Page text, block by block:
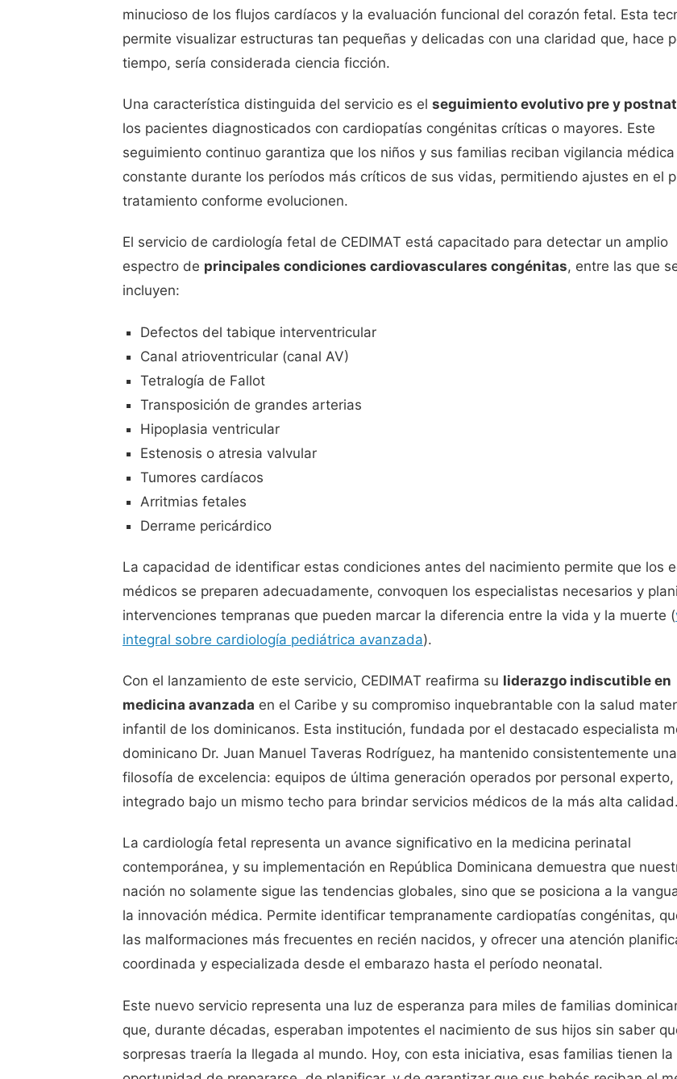
minucioso de los flujos cardíacos y la evaluación funcional del corazón fetal. Esta
permite visualizar estructuras tan pequeñas y delicadas con una claridad que, hace
tiempo, sería considerada ciencia ficción.
Una característica distinguida del servicio es el seguimiento evolutivo pre y
los pacientes diagnosticados con cardiopatías congénitas críticas o mayores. Este
seguimiento continuo garantiza que los niños y sus familias reciban vigilancia médica
constante durante los períodos más críticos de sus vidas, permitiendo ajustes en el
tratamiento conforme evolucionen.
El servicio de cardiología fetal de CEDIMAT está capacitado para detectar un amplio
espectro de principales condiciones cardiovasculares congénitas, entre las que
incluyen:
Defectos del tabique interventricular
Canal atrioventricular (canal AV)
Tetralogía de Fallot
Transposición de grandes arterias
Hipoplasia ventricular
Estenosis o atresia valvular
Tumores cardíacos
Arritmias fetales
Derrame pericárdico
La capacidad de identificar estas condiciones antes del nacimiento permite que los
médicos se preparen adecuadamente, convoquen los especialistas necesarios y
intervenciones tempranas que pueden marcar la diferencia entre la vida y la muerte (
integral sobre cardiología pediátrica avanzada).
Con el lanzamiento de este servicio, CEDIMAT reafirma su liderazgo indiscutible en
medicina avanzada en el Caribe y su compromiso inquebrantable con la salud
infantil de los dominicanos. Esta institución, fundada por el destacado especialista
dominicano Dr. Juan Manuel Taveras Rodríguez, ha mantenido consistentemente una
filosofía de excelencia: equipos de última generación operados por personal
integrado bajo un mismo techo para brindar servicios médicos de la más alta calidad.
La cardiología fetal representa un avance significativo en la medicina perinatal
contemporánea, y su implementación en República Dominicana demuestra que
nación no solamente sigue las tendencias globales, sino que se posiciona a la
la innovación médica. Permite identificar tempranamente cardiopatías congénitas,
las malformaciones más frecuentes en recién nacidos, y ofrecer una atención
coordinada y especializada desde el embarazo hasta el período neonatal.
Este nuevo servicio representa una luz de esperanza para miles de familias
que, durante décadas, esperaban impotentes el nacimiento de sus hijos sin saber
sorpresas traería la llegada al mundo. Hoy, con esta iniciativa, esas familias tienen la